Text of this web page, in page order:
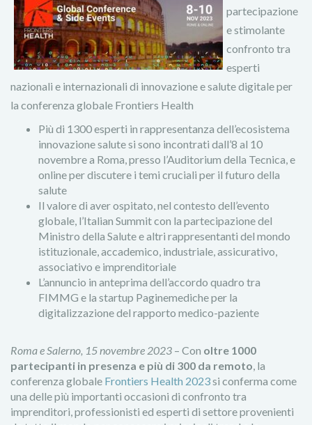
partecipazione
e stimolante
confronto tra
esperti
nazionali e internazionali di innovazione e salute digitale per
la conferenza globale Frontiers Health
Più di 1300 esperti in rappresentanza dell’ecosistema
innovazione salute si sono incontrati dall’8 al 10
novembre a Roma, presso l’Auditorium della Tecnica, e
online per discutere i temi cruciali per il futuro della
salute
Il valore di aver ospitato, nel contesto dell’evento
globale, l’Italian Summit con la partecipazione del
Ministro della Salute e altri rappresentanti del mondo
istituzionale, accademico, industriale, assicurativo,
associativo e imprenditoriale
L’annuncio in anteprima dell’accordo quadro tra
FIMMG e la startup Paginemediche per la
digitalizzazione del rapporto medico-paziente
Roma e Salerno, 15 novembre 2023 – Con oltre 1000
partecipanti in presenza e più di 300 da remoto, la
conferenza globale Frontiers Health 2023si conferma come
una delle più importanti occasioni di confronto tra
imprenditori, professionisti ed esperti di settore provenienti